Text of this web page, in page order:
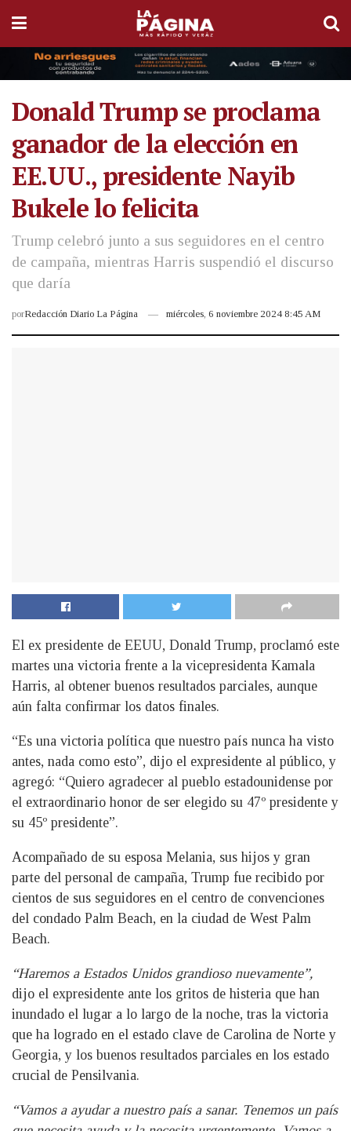
Donald Trump se proclama
ganador de la elección en
EE.UU., presidente Nayib
Bukele lo felicita
Trump celebró junto a sus seguidores en el centro
de campaña, mientras Harris suspendió el discurso
que daría
porRedacción Diario La Página miércoles, 6 noviembre 2024 8:45 AM
El ex presidente de EEUU, Donald Trump, proclamó este
martes una victoria frente a la vicepresidenta Kamala
Harris, al obtener buenos resultados parciales, aunque
aún falta confirmar los datos finales.
“Es una victoria política que nuestro país nunca ha visto
antes, nada como esto”, dijo el expresidente al público, y
agregó: “Quiero agradecer al pueblo estadounidense por
el extraordinario honor de ser elegido su 47º presidente y
su 45º presidente”.
Acompañado de su esposa Melania, sus hijos y gran
parte del personal de campaña, Trump fue recibido por
cientos de sus seguidores en el centro de convenciones
del condado Palm Beach, en la ciudad de West Palm
Beach.
“Haremos a Estados Unidos grandioso nuevamente”,
dijo el expresidente ante los gritos de histeria que han
inundado el lugar a lo largo de la noche, tras la victoria
que ha logrado en el estado clave de Carolina de Norte y
Georgia, y los buenos resultados parciales en los estado
crucial de Pensilvania.
“Vamos a ayudar a nuestro país a sanar. Tenemos un país